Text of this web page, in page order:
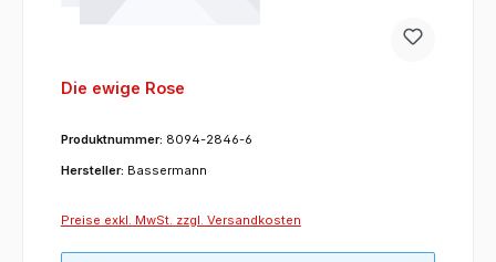
Die ewige Rose
Produktnummer: 8094-2846-6
Hersteller: Bassermann
Preise exkl. MwSt. zzgl. Versandkosten